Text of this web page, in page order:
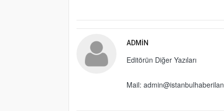
ADMIN
Editörün Diğer Yazıları
Mail: